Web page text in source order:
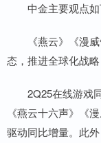
中金主要观点如
《燕云》《漫威
态，推进全球化战略
2Q25在线游戏同
《燕云十六声》《
驱动同比增量。此